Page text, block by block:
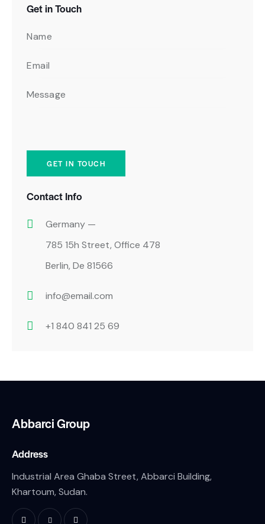
Get in Touch
Contact Info
Germany —
785 15h Street, Office 478
Berlin, De 81566
info@email.com
+1 840 841 25 69
Abbarci Group
Address
Industrial Area Ghaba Street, Abbarci Building,
Khartoum, Sudan.